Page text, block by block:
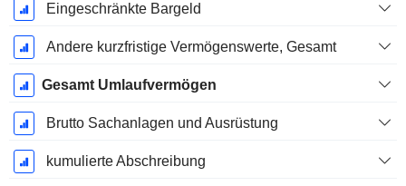
Eingeschränkte Bargeld
Andere kurzfristige Vermögenswerte, Gesamt
Gesamt Umlaufvermögen
Brutto Sachanlagen und Ausrüstung
kumulierte Abschreibung